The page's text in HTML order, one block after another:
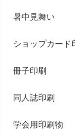
暑中見舞い
ショップカード
冊子印刷
同人誌印刷
学会用印刷物